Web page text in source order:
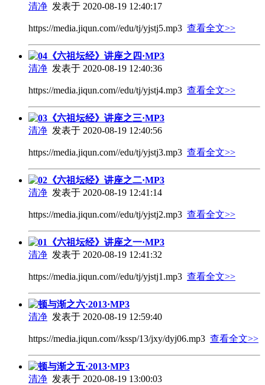
清净 发表于 2020-08-19 12:40:17
https://media.jiqun.com//edu/tj/yjstj5.mp3 查看全文>>
04《六祖坛经》讲座之四·MP3
清净 发表于 2020-08-19 12:40:36
https://media.jiqun.com//edu/tj/yjstj4.mp3 查看全文>>
03《六祖坛经》讲座之三·MP3
清净 发表于 2020-08-19 12:40:56
https://media.jiqun.com//edu/tj/yjstj3.mp3 查看全文>>
02《六祖坛经》讲座之二·MP3
清净 发表于 2020-08-19 12:41:14
https://media.jiqun.com//edu/tj/yjstj2.mp3 查看全文>>
01《六祖坛经》讲座之一·MP3
清净 发表于 2020-08-19 12:41:32
https://media.jiqun.com//edu/tj/yjstj1.mp3 查看全文>>
顿与渐之六·2013·MP3
清净 发表于 2020-08-19 12:59:40
https://media.jiqun.com//kssp/13/jxy/dyj06.mp3 查看全文>>
顿与渐之五·2013·MP3
清净 发表于 2020-08-19 13:00:03